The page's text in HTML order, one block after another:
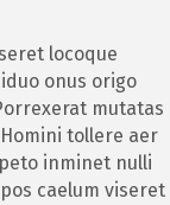
locoque
onus origo
mutatas
tollere aer
inminet nulli
caelum viseret